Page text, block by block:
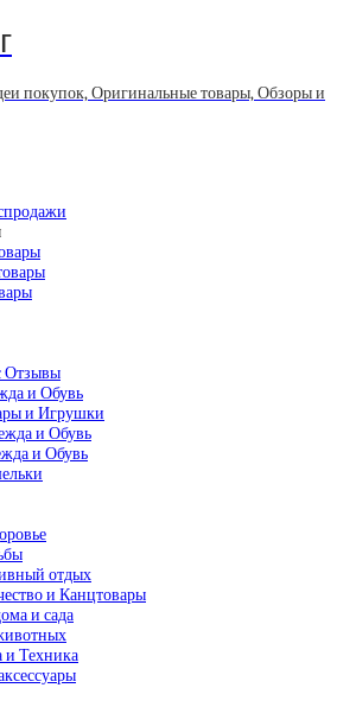
покупок, Оригинальные товары, Обзоры и
Отзывы
и Обувь
и Игрушки
и Обувь
и Обувь
отдых
и Канцтовары
и сада
и Техника